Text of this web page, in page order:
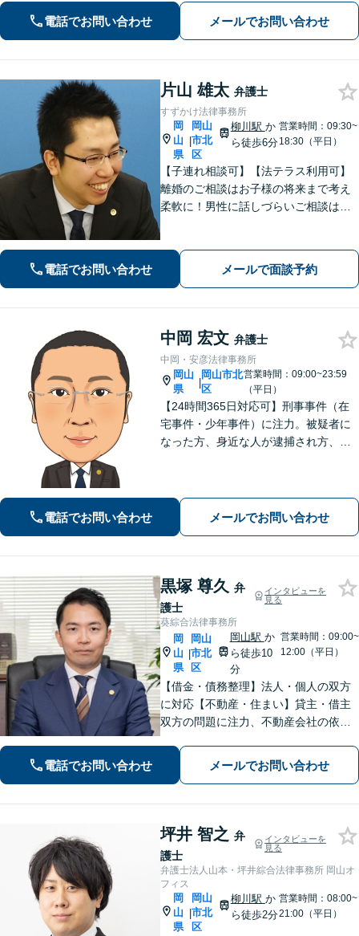
まで多様な業種の顧問対応【事前予約
で土日祝・夜間対応】【JR岡山駅10
電話でお問い合わせ メールでお問い合わせ
片山 雄太 弁護士
すずかけ法律事務所
岡
山
県
|
岡山
市北
区
柳川駅 か
ら徒歩6分
営業時間：09:30~
18:30（平日）
【子連れ相談可】【法テラス利用可】
離婚のご相談はお子様の将来まで考え
柔軟に！男性に話しづらいご相談は女
と連携してきめ細やかに対応【注力分
野初回相談無料】【WEB面談可】
電話でお問い合わせ メールで面談予約
中岡 宏文 弁護士
中岡・安彦法律事務所
岡山
県
|
岡山市北
区
営業時間：09:00~23:59
（平日）
【24時間365日対応可】刑事事件（在
宅事件・少年事件）に注力。被疑者に
なった方、身近な人が逮捕され方、す
電話でお問い合わせ メールでお問い合わせ
黒塚 尊久 弁
護士
インタビューを
見る
葵綜合法律事務所
岡
山
県
|
岡山
市北
区
岡山駅 か
ら徒歩10
分
営業時間：09:00~
12:00（平日）
【借金・債務整理】法人・個人の双方
に対応【不動産・住まい】貸主・借主
双方の問題に注力、不動産会社の依頼
通。その他労働事件もカバー【行政事
件】学校トラブル・いじめ問題に注力
電話でお問い合わせ メールでお問い合わせ
坪井 智之 弁
護士
インタビューを
見る
弁護士法人山本・坪井綜合法律事務所 岡山オ
フィス
岡
山
県
|
岡山
市北
区
柳川駅 か
ら徒歩2分
営業時間：08:00~
21:00（平日）